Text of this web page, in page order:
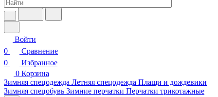
Войти
0
Сравнение
0
Избранное
0 Корзина
Зимняя спецодежда Летняя спецодежда Плащи и дождевики
Зимняя спецобувь Зимние перчатки Перчатки трикотажные